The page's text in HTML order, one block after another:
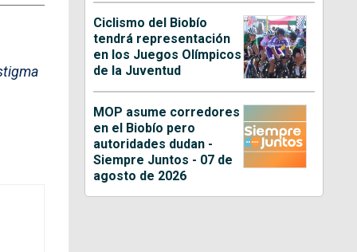
Ciclismo del Biobío
tendrá representación
en los Juegos Olímpicos
de la Juventud
MOP asume corredores
en el Biobío pero
autoridades dudan -
Siempre Juntos - 07 de
agosto de 2026